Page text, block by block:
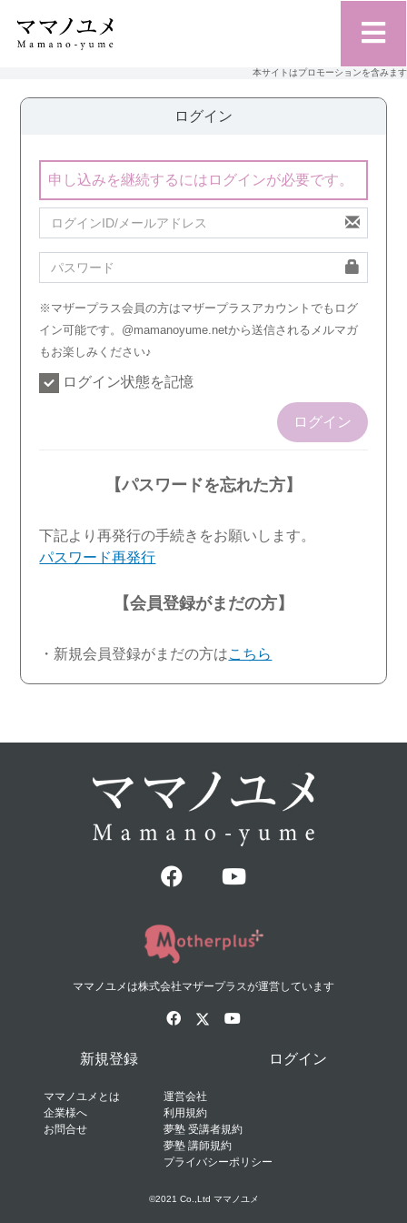
本サイトはプロモーションを含みます
ログイン
申し込みを継続するにはログインが必要です。
※マザープラス会員の方はマザープラスアカウントでもログ
イン可能です。@mamanoyume.netから送信されるメルマガ
もお楽しみください♪
ログイン状態を記憶
ログイン
【パスワードを忘れた方】
下記より再発行の手続きをお願いします。
パスワード再発行
【会員登録がまだの方】
・新規会員登録がまだの方はこちら
ママノユメは株式会社マザープラスが運営しています
新規登録 ログイン
ママノユメとは
企業様へ
お問合せ
運営会社
利用規約
夢塾 受講者規約
夢塾 講師規約
プライバシーポリシー
©2021 Co.,Ltd ママノユメ